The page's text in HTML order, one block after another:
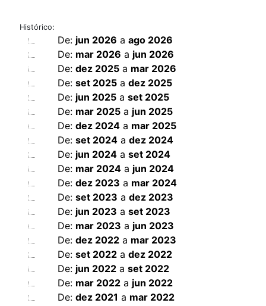
Histórico:
De: jun 2026 aago 2026
De: mar 2026 a jun 2026
De:dez 2025 a mar 2026
De:set 2025 adez 2025
De: jun 2025 aset 2025
De: mar 2025 a jun 2025
De:dez 2024 a mar 2025
De:set 2024 adez 2024
De: jun 2024 aset 2024
De: mar 2024 a jun 2024
De:dez 2023 a mar 2024
De:set 2023 adez 2023
De: jun 2023 aset 2023
De: mar 2023 a jun 2023
De:dez 2022 a mar 2023
De:set 2022 adez 2022
De: jun 2022 aset 2022
De: mar 2022 a jun 2022
De:dez 2021 a mar 2022